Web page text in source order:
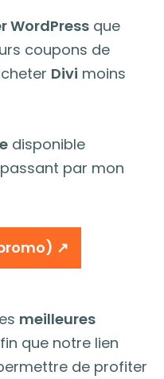
WordPress que
coupons de
Divi moins
disponible
par mon
↗︎
meilleures
que notre lien
de profiter